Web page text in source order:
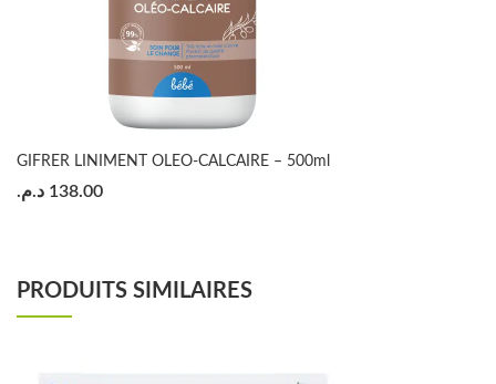
GIFRER LINIMENT OLEO-CALCAIRE – 500ml
138.00 د.م.
PRODUITS SIMILAIRES